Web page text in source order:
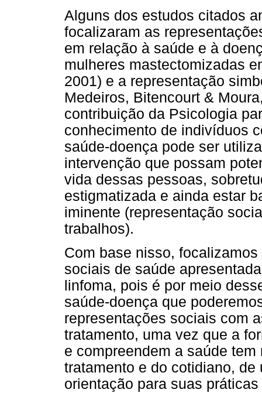
Alguns dos estudos citados
focalizaram as
em relação à saúde e à
mulheres mastectomizadas
2001) e a representação
Medeiros, Bitencourt &
contribuição da Psicologia
conhecimento de indivíduos
saúde-doença pode ser
intervenção que possam
vida dessas pessoas,
estigmatizada e ainda estar
iminente (representação
trabalhos).
Com base nisso,
sociais de saúde
linfoma, pois é por meio
saúde-doença que
representações sociais com
tratamento, uma vez que a
e compreendem a saúde
tratamento e do cotidiano,
orientação para suas